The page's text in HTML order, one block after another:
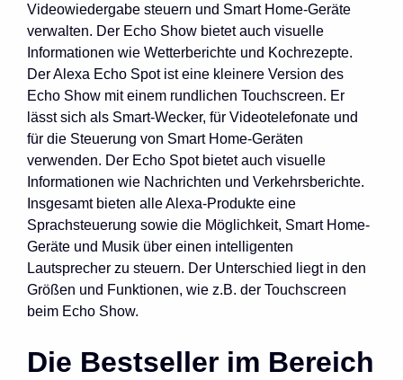
Videowiedergabe steuern und Smart Home-Geräte
verwalten. Der Echo Show bietet auch visuelle
Informationen wie Wetterberichte und Kochrezepte.
Der Alexa Echo Spot ist eine kleinere Version des
Echo Show mit einem rundlichen Touchscreen. Er
lässt sich als Smart-Wecker, für Videotelefonate und
für die Steuerung von Smart Home-Geräten
verwenden. Der Echo Spot bietet auch visuelle
Informationen wie Nachrichten und Verkehrsberichte.
Insgesamt bieten alle Alexa-Produkte eine
Sprachsteuerung sowie die Möglichkeit, Smart Home-
Geräte und Musik über einen intelligenten
Lautsprecher zu steuern. Der Unterschied liegt in den
Größen und Funktionen, wie z.B. der Touchscreen
beim Echo Show.
Die Bestseller im Bereich